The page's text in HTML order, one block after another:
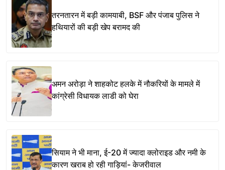
तरनतारन में बड़ी कामयाबी, BSF और पंजाब पुलिस ने
हथियारों की बड़ी खेप बरामद की
अमन अरोड़ा ने शाहकोट हलके में नौकरियों के मामले में
कांग्रेसी विधायक लाडी को घेरा
सियाम ने भी माना, ई-20 में ज्यादा क्लोराइड और नमी के
कारण खराब हो रही गाड़ियां- केजरीवाल